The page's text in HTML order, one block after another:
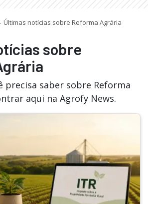
Últimas notícias sobre Reforma Agrária
sobre
precisa saber sobre Reforma
aqui na Agrofy News.